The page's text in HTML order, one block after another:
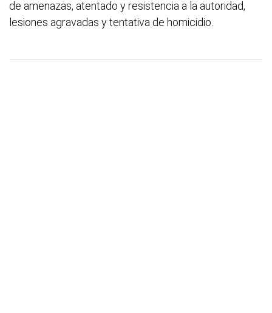
de amenazas, atentado y resistencia a la autoridad,
lesiones agravadas y tentativa de homicidio.